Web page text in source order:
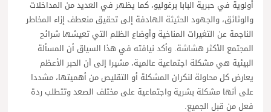
أولوية في حبرية البابا برغوليو، كما يظهر في العديد من المداخلات
والوثائق، والجهود الحثيثة الهادفة إلى تحقيق منعطف إزاء المخاطر
الناجمة عن التغيرات المناخية وأوضاع الظلم التي تعيشها شرائح
المجتمع الأكثر هشاشة. وأكد نيافته في هذا السياق أن المسألة
البيئية هي مشكلة اجتماعية عالمية، مشيرا إلى أن الحبر الأعظم
يعارض كل محاولة لنكران المشكلة أو التقليص من أهميتها، مشددا
على أنها مشكلة بشرية واجتماعية على مختلف الصعد وتتطلب ردة
فعل من قبل الجميع.